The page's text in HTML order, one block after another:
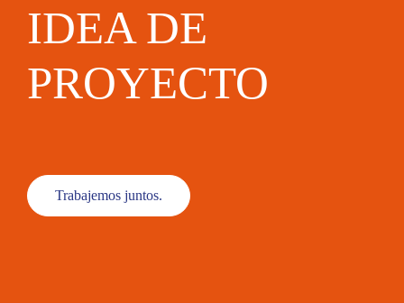
IDEA DE
PROYECTO
Trabajemos juntos.